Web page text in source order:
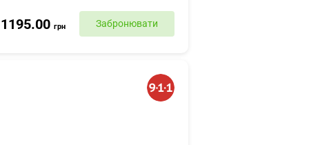
1195.00 грн Забронювати